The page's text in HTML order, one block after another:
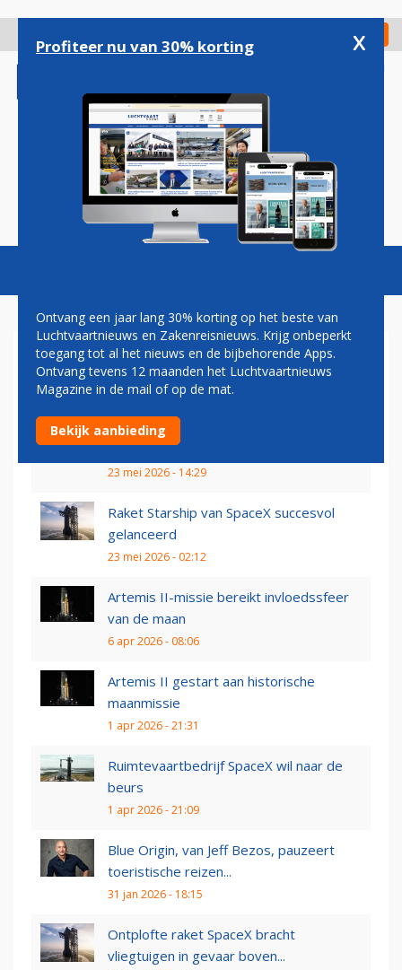
gaan
Check in
Magazine Podcasts Vacatures
RUIMTEVAART
Ruimtevaartbedrijf Blue Origin steekt
600 miljoen in...
23 mei 2026 - 14:29
Raket Starship van SpaceX succesvol
gelanceerd
23 mei 2026 - 02:12
Artemis II-missie bereikt invloedssfeer
van de maan
6 apr 2026 - 08:06
Artemis II gestart aan historische
maanmissie
1 apr 2026 - 21:31
Ruimtevaartbedrijf SpaceX wil naar de
beurs
1 apr 2026 - 21:09
Blue Origin, van Jeff Bezos, pauzeert
toeristische reizen...
31 jan 2026 - 18:15
Ontplofte raket SpaceX bracht
vliegtuigen in gevaar boven...
Profiteer nu van 30% korting x
Ontvang een jaar lang 30% korting op het beste van
Luchtvaartnieuws en Zakenreisnieuws. Krijg onbeperkt
toegang tot al het nieuws en de bijbehorende Apps.
Ontvang tevens 12 maanden het Luchtvaartnieuws
Magazine in de mail of op de mat.
Bekijk aanbieding